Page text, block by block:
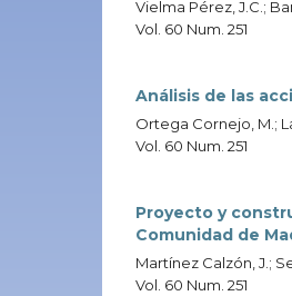
Vielma Pérez, J.C.;
Vol. 60 Num. 251
Análisis de las
Ortega Cornejo, M.;
Vol. 60 Num. 251
Proyecto y
Comunidad de
Martínez Calzón, J.;
Vol. 60 Num. 251